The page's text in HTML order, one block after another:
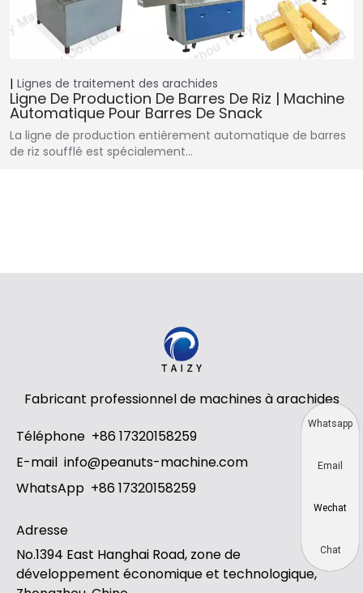
Lignes de traitement des arachides
Ligne De Production De Barres De Riz | Machine
Automatique Pour Barres De Snack
La ligne de production entièrement automatique de barres
de riz soufflé est spécialement…
Fabricant professionnel de machines à arachides
Téléphone +86 17320158259
E-mail info@peanuts-machine.com
WhatsApp +86 17320158259
Adresse
No.1394 East Hanghai Road, zone de
développement économique et technologique,
Whatsapp
Email
Wechat
Chat